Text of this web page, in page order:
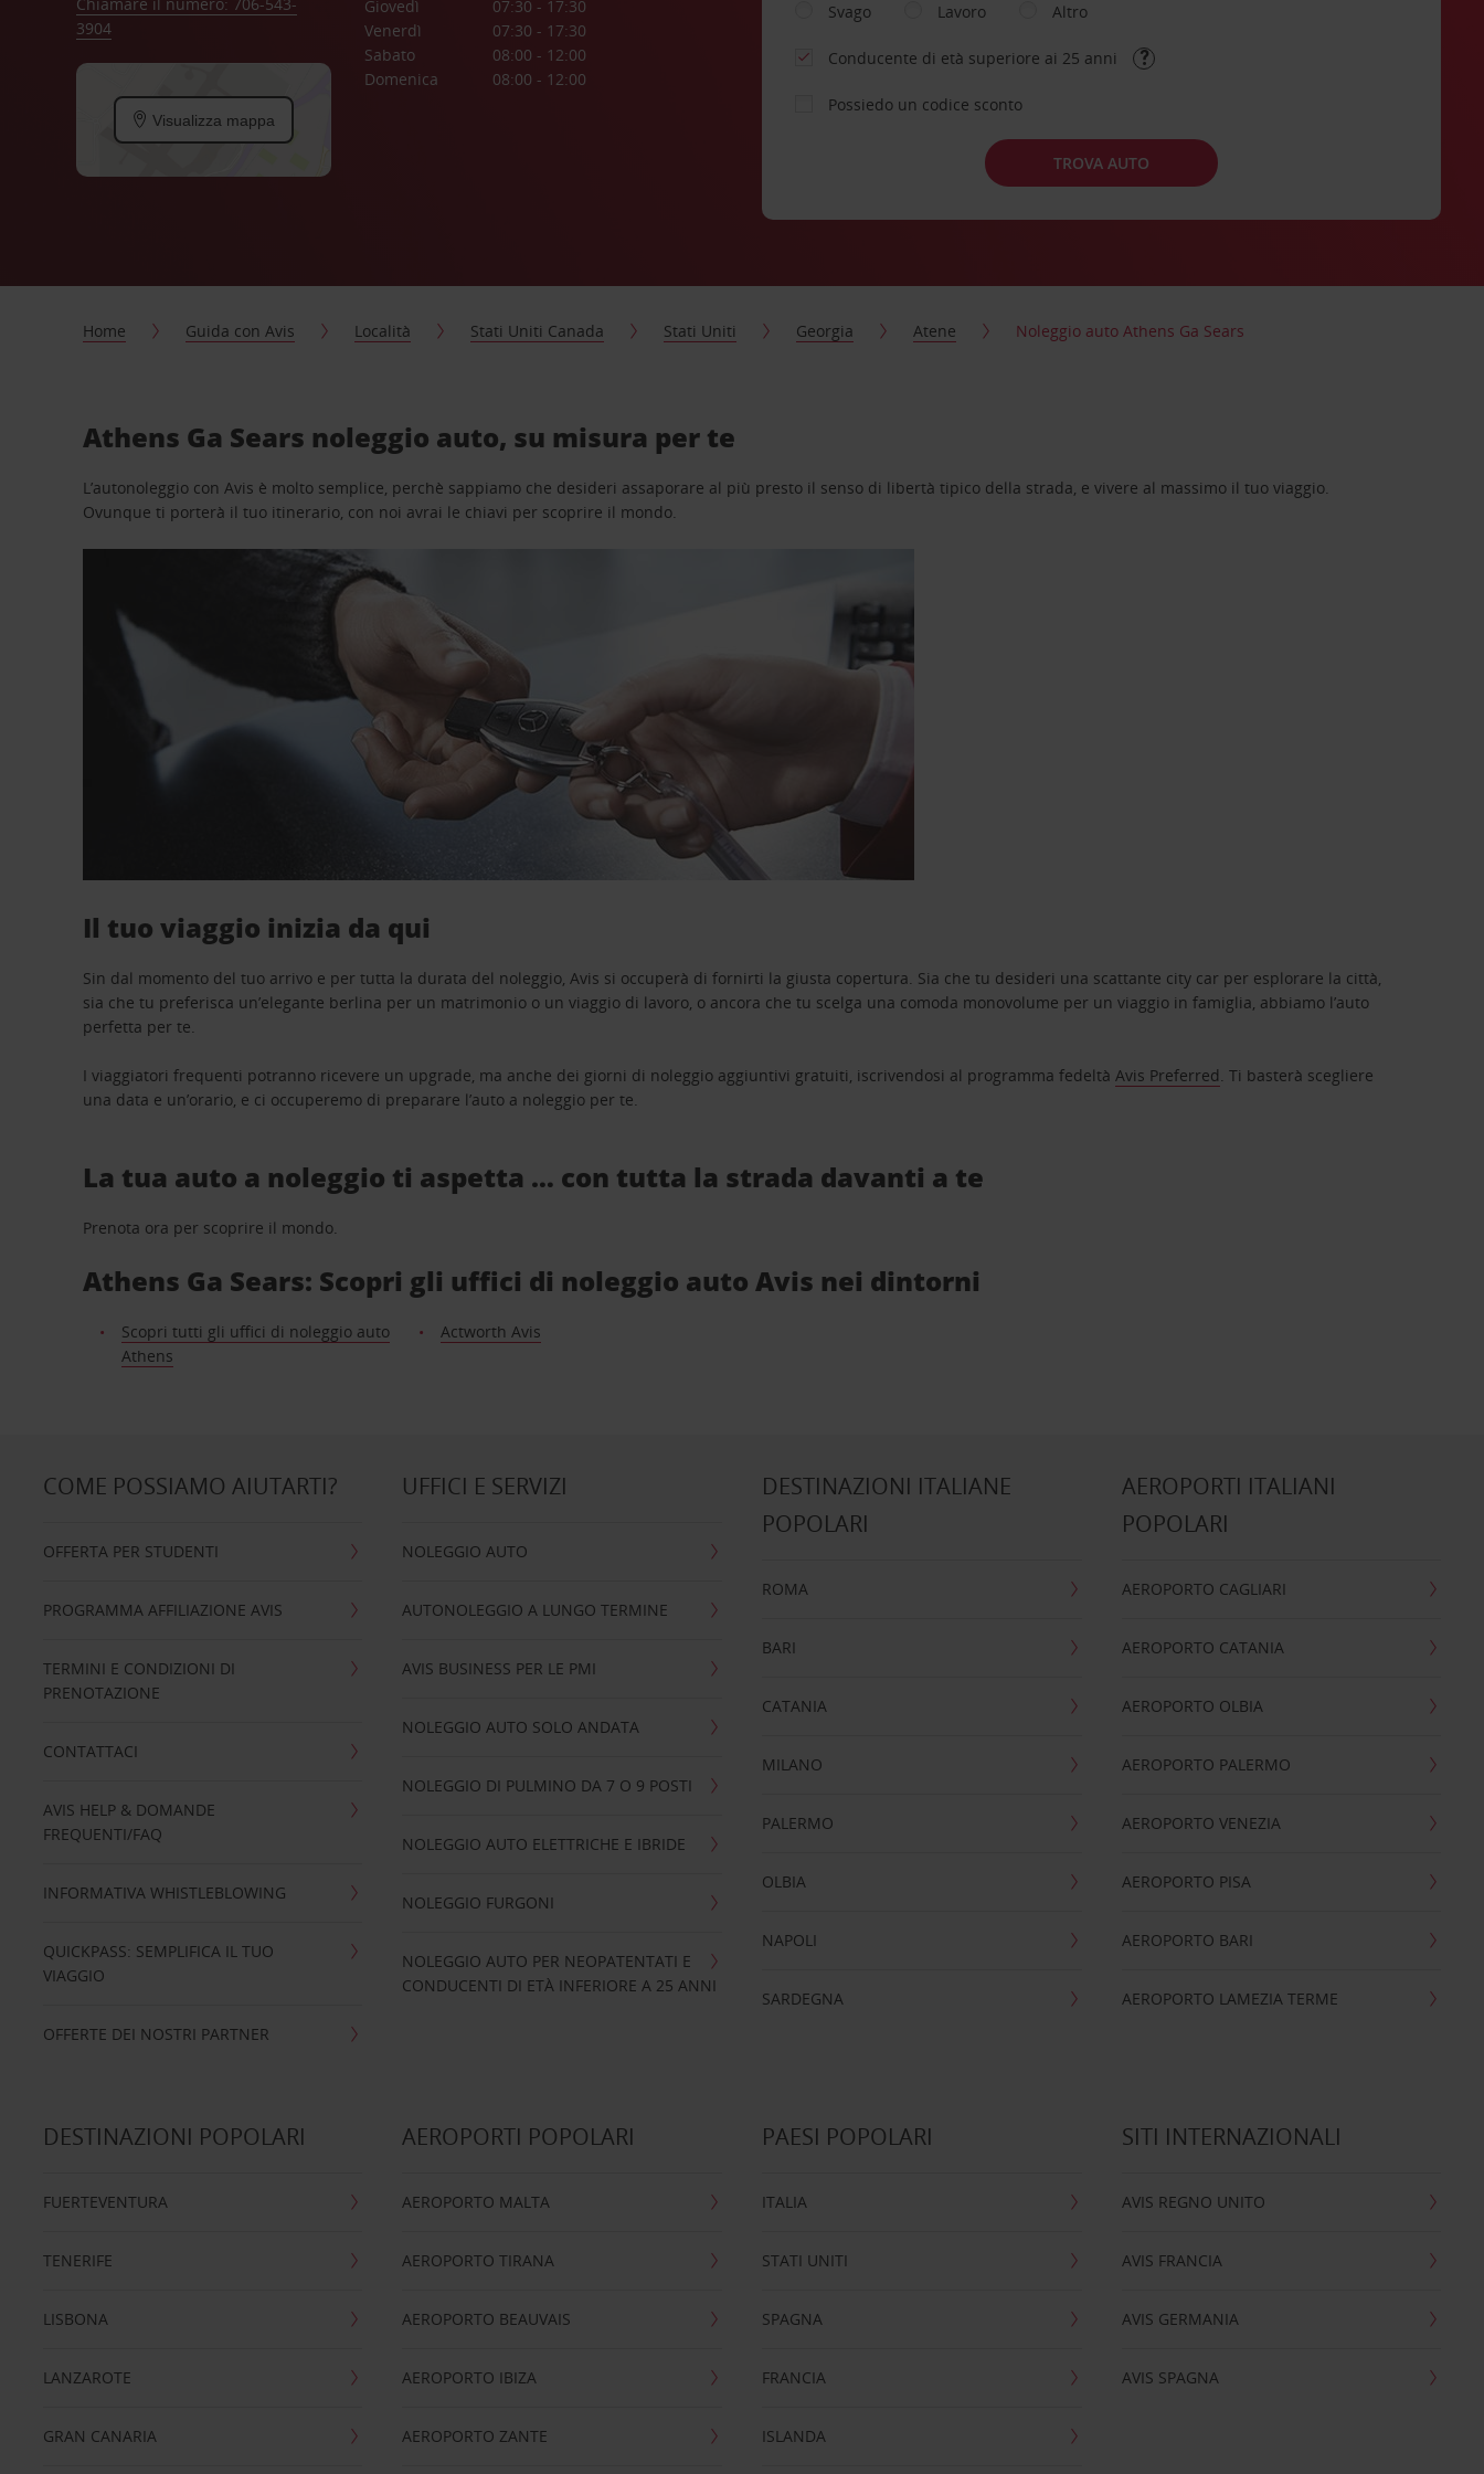
3904
Visualizza mappa
Giovedì
07:30 - 17:30
Venerdì
07:30 - 17:30
Sabato
08:00 - 12:00
Domenica
08:00 - 12:00
Svago
Lavoro Altro
Conducente di età superiore ai 25 anni
Possiedo un codice sconto
TROVA AUTO
Home Guida con Avis Località Stati Uniti Canada Stati Uniti Georgia Atene Noleggio auto Athens Ga Sears
Athens Ga Sears noleggio auto, su misura per te
L’autonoleggio con Avis è molto semplice, perchè sappiamo che desideri assaporare al più presto il senso di libertà tipico della strada, e vivere al massimo il tuo viaggio.
Ovunque ti porterà il tuo itinerario, con noi avrai le chiavi per scoprire il mondo.
Il tuo viaggio inizia da qui
Sin dal momento del tuo arrivo e per tutta la durata del noleggio, Avis si occuperà di fornirti la giusta copertura. Sia che tu desideri una scattante city car per esplorare la città,
sia che tu preferisca un’elegante berlina per un matrimonio o un viaggio di lavoro, o ancora che tu scelga una comoda monovolume per un viaggio in famiglia, abbiamo l’auto
perfetta per te.
I viaggiatori frequenti potranno ricevere un upgrade, ma anche dei giorni di noleggio aggiuntivi gratuiti, iscrivendosi al programma fedeltàAvis Preferred. Ti basterà scegliere
una data e un’orario, e ci occuperemo di preparare l’auto a noleggio per te.
La tua auto a noleggio ti aspetta … con tutta la strada davanti a te
Prenota ora per scoprire il mondo.
Athens Ga Sears: Scopri gli uffici di noleggio auto Avis nei dintorni
Scopri tutti gli uffici di noleggio auto
Athens
Actworth Avis
COME POSSIAMO AIUTARTI?
OFFERTA PER STUDENTI
PROGRAMMA AFFILIAZIONE AVIS
TERMINI E CONDIZIONI DI
PRENOTAZIONE
CONTATTACI
AVIS HELP & DOMANDE
FREQUENTI/FAQ
INFORMATIVA WHISTLEBLOWING
QUICKPASS: SEMPLIFICA IL TUO
VIAGGIO
OFFERTE DEI NOSTRI PARTNER
UFFICI E SERVIZI
NOLEGGIO AUTO
AUTONOLEGGIO A LUNGO TERMINE
AVIS BUSINESS PER LE PMI
NOLEGGIO AUTO SOLO ANDATA
NOLEGGIO DI PULMINO DA 7 O 9 POSTI
NOLEGGIO AUTO ELETTRICHE E IBRIDE
NOLEGGIO FURGONI
NOLEGGIO AUTO PER NEOPATENTATI E
CONDUCENTI DI ETÀ INFERIORE A 25 ANNI
DESTINAZIONI ITALIANE
POPOLARI
ROMA
BARI
CATANIA
MILANO
PALERMO
OLBIA
NAPOLI
SARDEGNA
AEROPORTI ITALIANI
POPOLARI
AEROPORTO CAGLIARI
AEROPORTO CATANIA
AEROPORTO OLBIA
AEROPORTO PALERMO
AEROPORTO VENEZIA
AEROPORTO PISA
AEROPORTO BARI
AEROPORTO LAMEZIA TERME
DESTINAZIONI POPOLARI
FUERTEVENTURA
TENERIFE
LISBONA
LANZAROTE
GRAN CANARIA
AEROPORTI POPOLARI
AEROPORTO MALTA
AEROPORTO TIRANA
AEROPORTO BEAUVAIS
AEROPORTO IBIZA
AEROPORTO ZANTE
PAESI POPOLARI
ITALIA
STATI UNITI
SPAGNA
FRANCIA
ISLANDA
SITI INTERNAZIONALI
AVIS REGNO UNITO
AVIS FRANCIA
AVIS GERMANIA
AVIS SPAGNA